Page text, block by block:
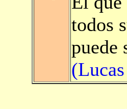
todos
puede